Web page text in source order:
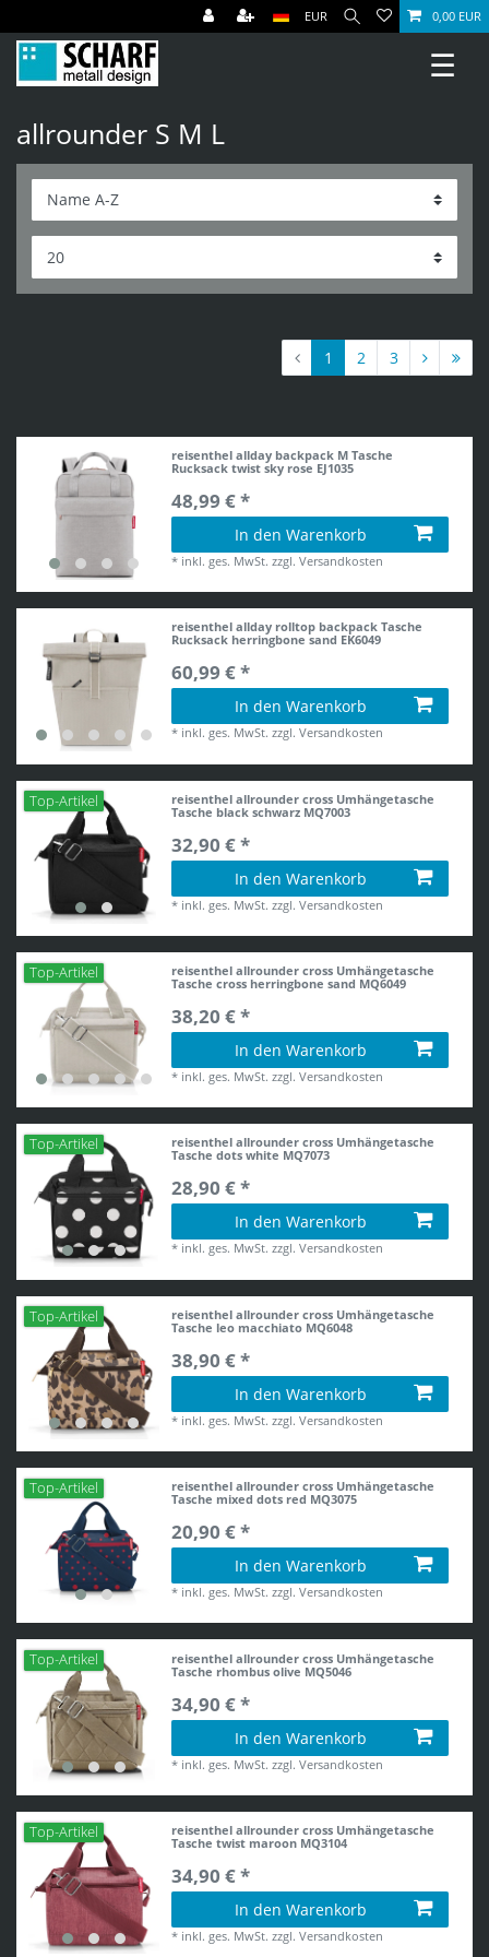
EUR 0,00 EUR
☰
allrounder S M L
1 2 3
reisenthel allday backpack M Tasche
Rucksack twist sky rose EJ1035
48,99 € *
In den Warenkorb
* inkl. ges. MwSt. zzgl.Versandkosten
reisenthel allday rolltop backpack Tasche
Rucksack herringbone sand EK6049
60,99 € *
In den Warenkorb
* inkl. ges. MwSt. zzgl.Versandkosten
Top-Artikel
reisenthel allrounder cross Umhängetasche
Tasche black schwarz MQ7003
32,90 € *
In den Warenkorb
* inkl. ges. MwSt. zzgl.Versandkosten
Top-Artikel
reisenthel allrounder cross Umhängetasche
Tasche cross herringbone sand MQ6049
38,20 € *
In den Warenkorb
* inkl. ges. MwSt. zzgl.Versandkosten
Top-Artikel
reisenthel allrounder cross Umhängetasche
Tasche dots white MQ7073
28,90 € *
In den Warenkorb
* inkl. ges. MwSt. zzgl.Versandkosten
Top-Artikel
reisenthel allrounder cross Umhängetasche
Tasche leo macchiato MQ6048
38,90 € *
In den Warenkorb
* inkl. ges. MwSt. zzgl.Versandkosten
Top-Artikel
reisenthel allrounder cross Umhängetasche
Tasche mixed dots red MQ3075
20,90 € *
In den Warenkorb
* inkl. ges. MwSt. zzgl.Versandkosten
Top-Artikel
reisenthel allrounder cross Umhängetasche
Tasche rhombus olive MQ5046
34,90 € *
In den Warenkorb
* inkl. ges. MwSt. zzgl.Versandkosten
Top-Artikel
reisenthel allrounder cross Umhängetasche
Tasche twist maroon MQ3104
34,90 € *
In den Warenkorb
* inkl. ges. MwSt. zzgl.Versandkosten